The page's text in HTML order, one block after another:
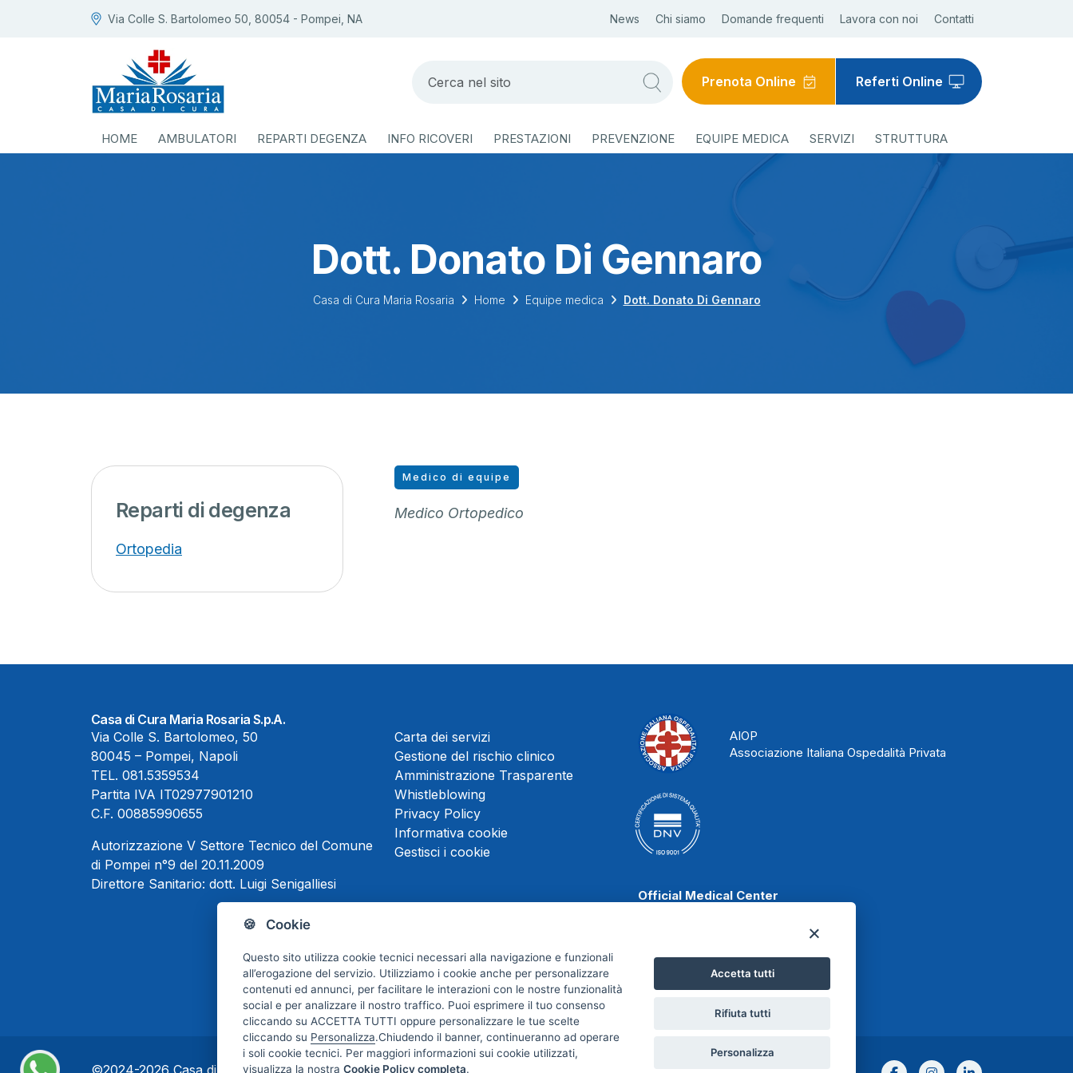
🍪 Cookie
Questo sito utilizza cookie tecnici necessari alla navigazione e funzionali
all’erogazione del servizio. Utilizziamo i cookie anche per personalizzare
contenuti ed annunci, per facilitare le interazioni con le nostre funzionalità
social e per analizzare il nostro traffico. Puoi esprimere il tuo consenso
cliccando su ACCETTA TUTTI oppure personalizzare le tue scelte
cliccando su Personalizza.Chiudendo il banner, continueranno ad operare
i soli cookie tecnici. Per maggiori informazioni sui cookie utilizzati,
visualizza la nostra Cookie Policy completa.
Accetta tutti
Rifiuta tutti
Personalizza
Via Colle S. Bartolomeo 50, 80054 - Pompei, NA News Chi siamo Domande frequenti Lavora con noi Contatti
Prenota Online Referti Online
HOME AMBULATORI REPARTI DEGENZA INFO RICOVERI PRESTAZIONI PREVENZIONE EQUIPE MEDICA SERVIZI STRUTTURA
Dott. Donato Di Gennaro
Casa di Cura Maria Rosaria Home Equipe medica Dott. Donato Di Gennaro
Reparti di degenza
Ortopedia
Medico di equipe
Medico Ortopedico
Casa di Cura Maria Rosaria S.p.A.
Via Colle S. Bartolomeo, 50
80045 – Pompei, Napoli
TEL. 081.5359534
Partita IVA IT02977901210
C.F. 00885990655
Autorizzazione V Settore Tecnico del Comune
di Pompei n°9 del 20.11.2009
Direttore Sanitario: dott. Luigi Senigalliesi
Carta dei servizi
Gestione del rischio clinico
Amministrazione Trasparente
Whistleblowing
Privacy Policy
Informativa cookie
Gestisci i cookie
AIOP
Associazione Italiana Ospedalità Privata
Official Medical Center
Scafati Basket
©2024-2026 Casa di Cura Maria Rosaria S.p.A. - Credits:Meetweb